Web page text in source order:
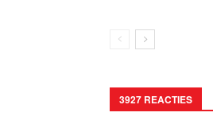
3927 REACTIES